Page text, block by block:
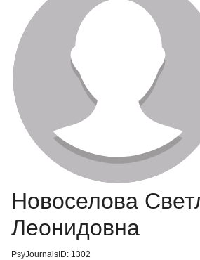
КЛЮЧЕВЫЕ
Регистрация
Новоселова
Леонидовна
PsyJournalsID: 1302